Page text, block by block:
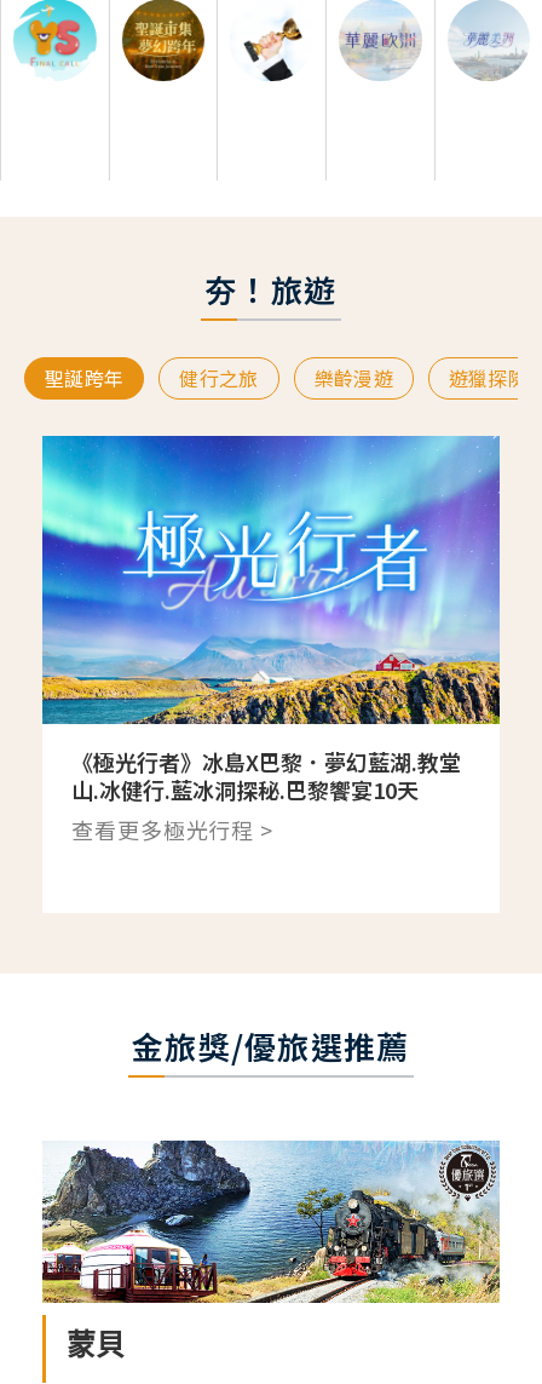
夯！旅遊
聖誕跨年 健行之旅 樂齡漫遊 遊獵探險
《極光行者》冰島X巴黎．夢幻藍湖.教堂
山.冰健行.藍冰洞探秘.巴黎饗宴10天
查看更多極光行程 >
金旅獎/優旅選推薦
蒙貝